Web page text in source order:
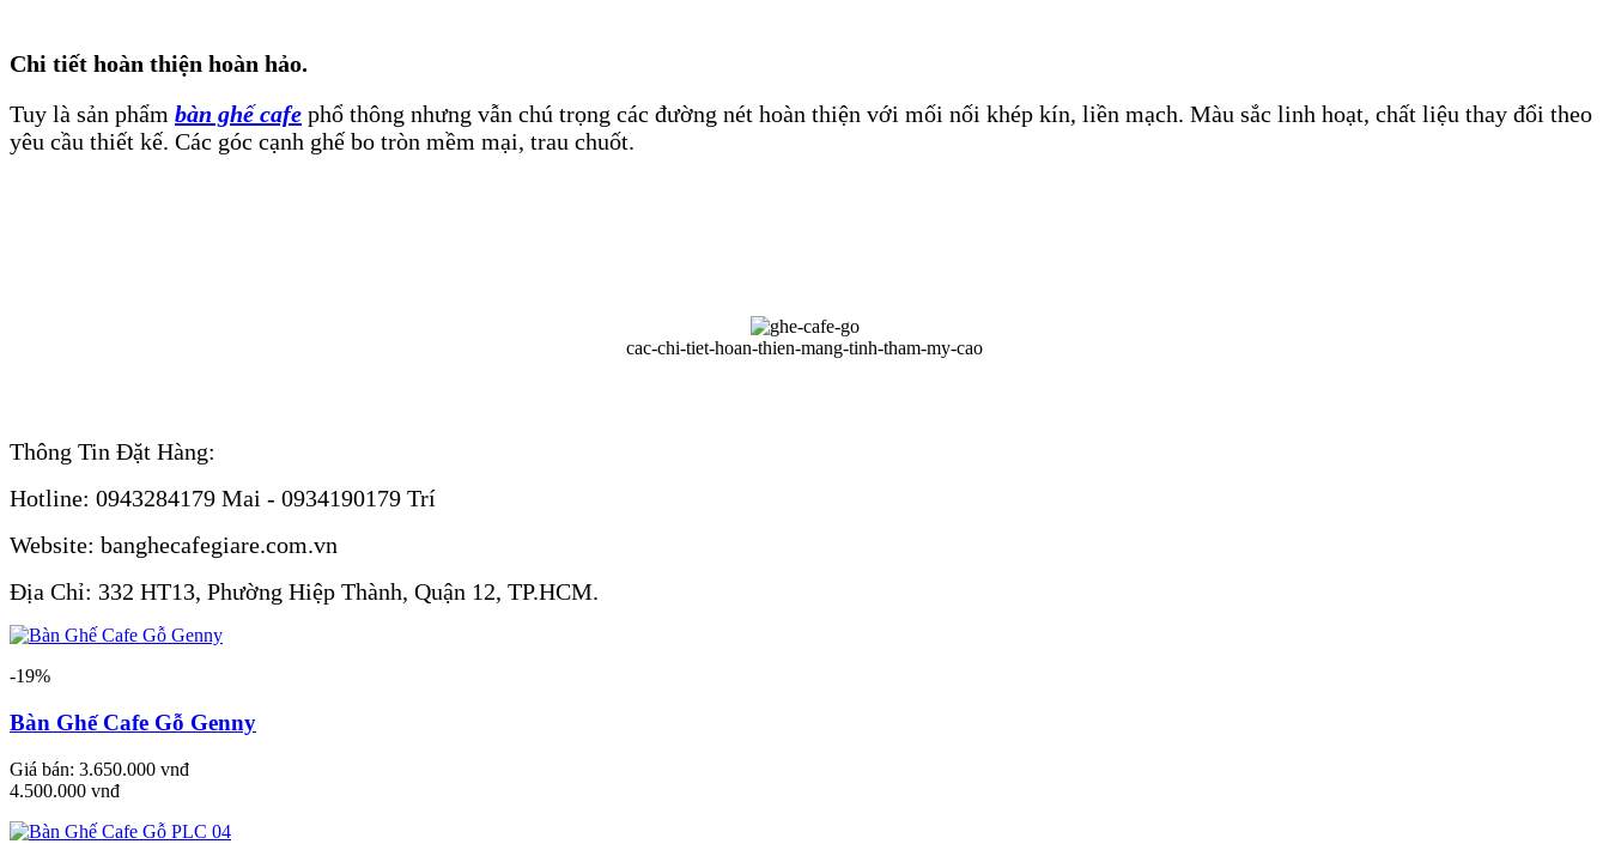
Chi tiết hoàn thiện hoàn hảo.
Tuy là sản phẩm bàn ghế cafe phổ thông nhưng vẫn chú trọng các đường nét hoàn thiện với mối nối khép kín, liền mạch. Màu sắc linh hoạt, chất liệu thay đổi theo
yêu cầu thiết kế. Các góc cạnh ghế bo tròn mềm mại, trau chuốt.
cac-chi-tiet-hoan-thien-mang-tinh-tham-my-cao
Thông Tin Đặt Hàng:
Hotline: 0943284179 Mai - 0934190179 Trí
Website: banghecafegiare.com.vn
Địa Chỉ: 332 HT13, Phường Hiệp Thành, Quận 12, TP.HCM.
-19%
Bàn Ghế Cafe Gỗ Genny
Giá bán: 3.650.000 vnđ
4.500.000 vnđ